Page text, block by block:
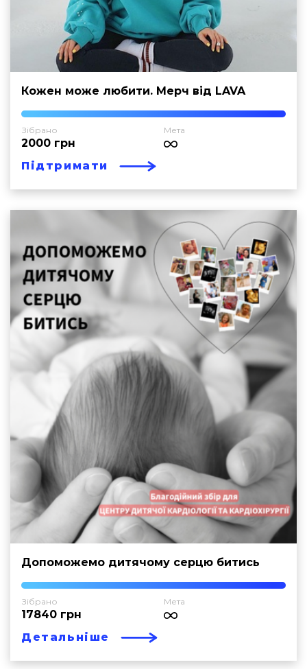
Кожен може любити. Мерч від LAVA
Зібрано
2000 грн
Мета
Підтримати
Допоможемо дитячому серцю битись
Зібрано
17840 грн
Мета
Детальніше